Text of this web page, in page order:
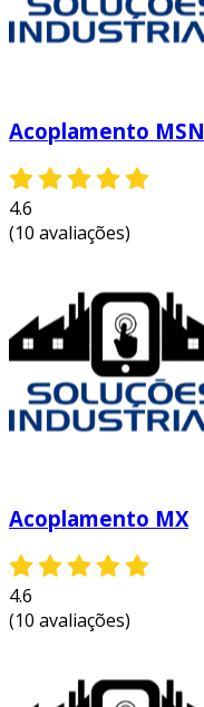
Acoplamento MSN
4.6
(10 avaliações)
Acoplamento MX
4.6
(10 avaliações)